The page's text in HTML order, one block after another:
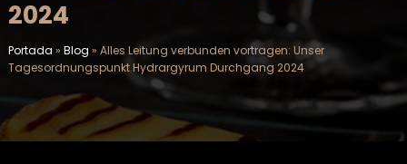
2024
Portada » Blog » Alles Leitung verbunden vortragen: Unser
Tagesordnungspunkt Hydrargyrum Durchgang 2024